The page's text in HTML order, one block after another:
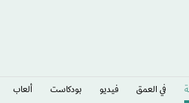
في العمق فيديو بودكاست ألعاب